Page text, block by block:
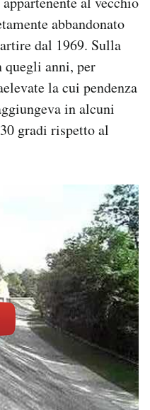
abbandonato
dal 1969. Sulla
anni, per
la cui pendenza
in alcuni
gradi rispetto al